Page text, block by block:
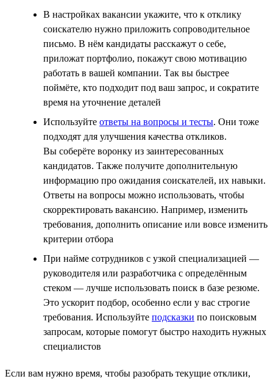
В настройках вакансии укажите, что к отклику
соискателю нужно приложить сопроводительное
письмо. В нём кандидаты расскажут о себе,
приложат портфолио, покажут свою мотивацию
работать в вашей компании. Так вы быстрее
поймёте, кто подходит под ваш запрос, и сократите
время на уточнение деталей
Используйте ответы на вопросы и тесты. Они тоже
подходят для улучшения качества откликов.
Вы соберёте воронку из заинтересованных
кандидатов. Также получите дополнительную
информацию про ожидания соискателей, их навыки.
Ответы на вопросы можно использовать, чтобы
скорректировать вакансию. Например, изменить
требования, дополнить описание или вовсе изменить
критерии отбора
При найме сотрудников с узкой специализацией —
руководителя или разработчика с определённым
стеком — лучше использовать поиск в базе резюме.
Это ускорит подбор, особенно если у вас строгие
требования. Используйте подсказки по поисковым
запросам, которые помогут быстро находить нужных
специалистов
Если вам нужно время, чтобы разобрать текущие отклики,